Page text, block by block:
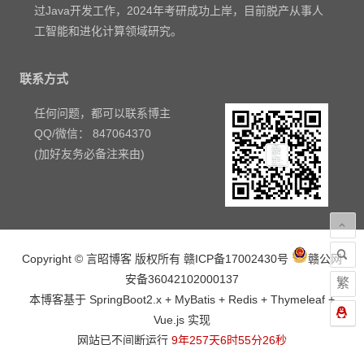
过Java开发工作，2024年考研成功上岸，目前脱产从事人
工智能和进化计算领域研究。
联系方式
任何问题，都可以联系博主
QQ/微信： 847064370
(加好友务必备注来由)
Copyright © 言昭博客 版权所有 赣ICP备17002430号
赣公网
安备36042102000137
本博客基于 SpringBoot2.x + MyBatis + Redis + Thymeleaf +
Vue.js 实现
网站已不间断运行 9年257天6时55分27秒
繁